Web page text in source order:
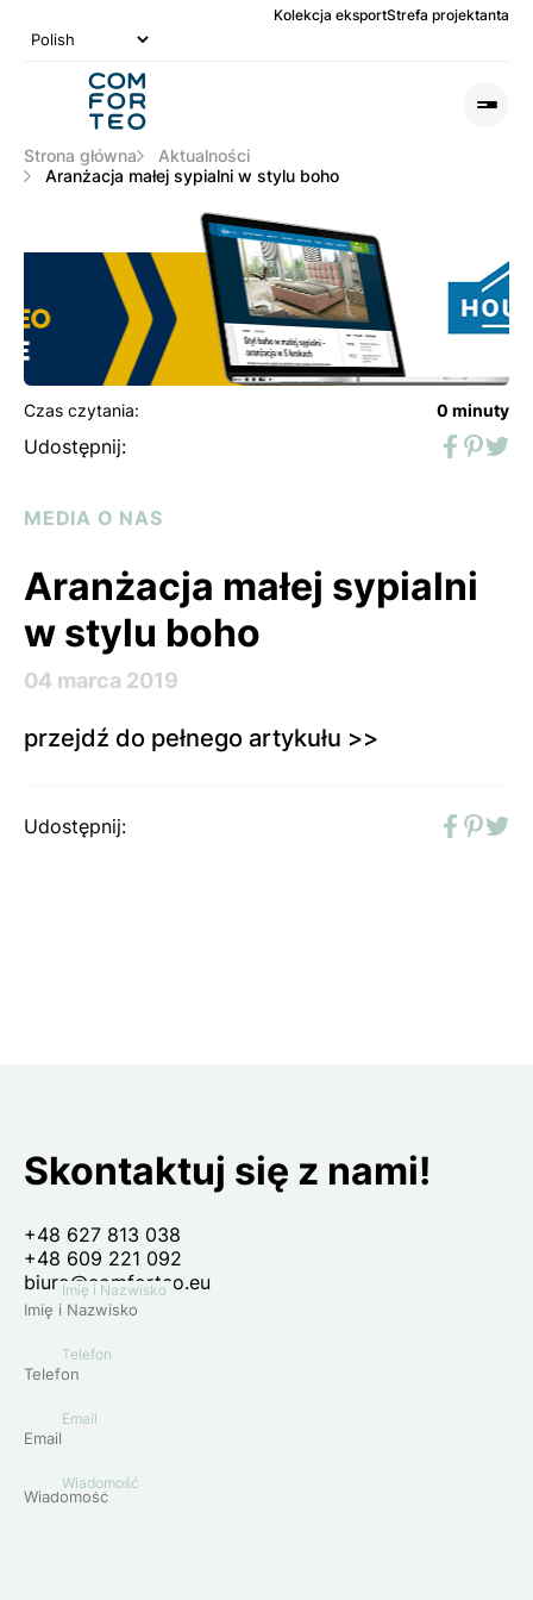
Kolekcja eksportStrefa projektanta
Strona główna
Aktualności
Aranżacja małej sypialni w stylu boho
Czas czytania: 0 minuty
Udostępnij:
MEDIA O NAS
Aranżacja małej sypialni
w stylu boho
04 marca 2019
przejdź do pełnego artykułu >>
Udostępnij:
Skontaktuj się z nami!
+48 627 813 038
+48 609 221 092
biuro@comforteo.eu
Imię i Nazwisko
Telefon
Email
Wiadomość